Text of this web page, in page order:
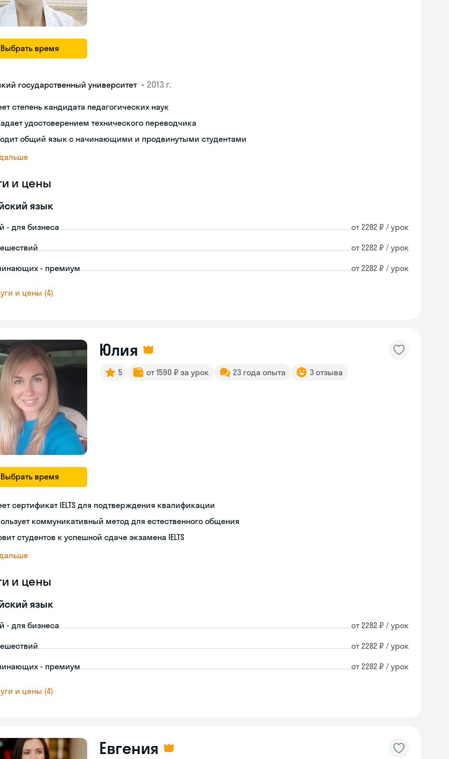
Выбрать время
государственный университет • 2013 г.
степень кандидата педагогических наук
удостоверением технического переводчика
общий язык с начинающими и продвинутыми студентами
и цены
язык
- для бизнеса от 2282 ₽ / урок
от 2282 ₽ / урок
- премиум от 2282 ₽ / урок
и цены (4)
Выбрать время
Юлия
5 от 1590 ₽ за урок 23 года опыта 3 отзыва
сертификат IELTS для подтверждения квалификации
коммуникативный метод для естественного общения
студентов к успешной сдаче экзамена IELTS
и цены
язык
- для бизнеса от 2282 ₽ / урок
от 2282 ₽ / урок
- премиум от 2282 ₽ / урок
и цены (4)
Евгения